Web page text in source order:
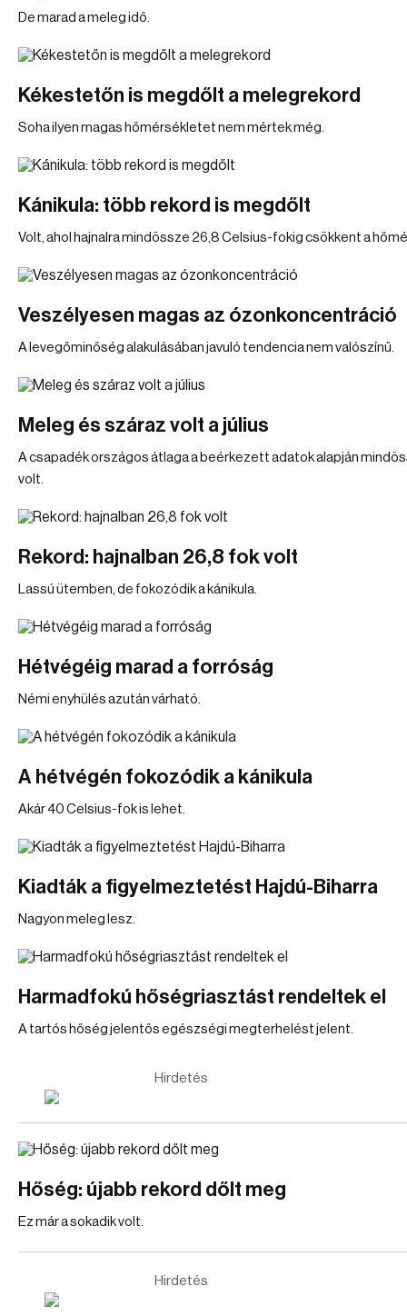
De marad a meleg idő.
Kékestetőn is megdőlt a melegrekord
Soha ilyen magas hőmérsékletet nem mértek még.
Kánikula: több rekord is megdőlt
Volt, ahol hajnalra mindössze 26,8 Celsius-fokig csökkent a
Veszélyesen magas az ózonkoncentráció
A levegőminőség alakulásában javuló tendencia nem valószínű.
Meleg és száraz volt a július
A csapadék országos átlaga a beérkezett adatok alapján
volt.
Rekord: hajnalban 26,8 fok volt
Lassú ütemben, de fokozódik a kánikula.
Hétvégéig marad a forróság
Némi enyhülés azután várható.
A hétvégén fokozódik a kánikula
Akár 40 Celsius-fok is lehet.
Kiadták a figyelmeztetést Hajdú-Biharra
Nagyon meleg lesz.
Harmadfokú hőségriasztást rendeltek el
A tartós hőség jelentős egészségi megterhelést jelent.
Hirdetés
Hőség: újabb rekord dőlt meg
Ez már a sokadik volt.
Hirdetés